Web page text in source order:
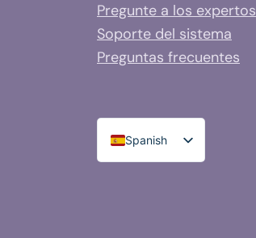
Pregunte a los expertos
Soporte del sistema
Preguntas frecuentes
Spanish
English